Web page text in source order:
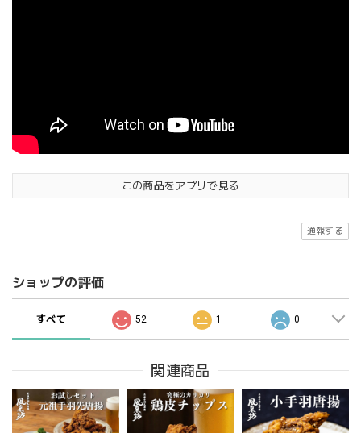
この商品をアプリで見る
通報する
ショップの評価
すべて 52 1 0
関連商品